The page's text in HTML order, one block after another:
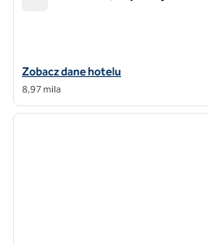
Zobacz szczegóły hotelu Hotel
Zobacz dane hotelu
8,97 mila
1 z 12